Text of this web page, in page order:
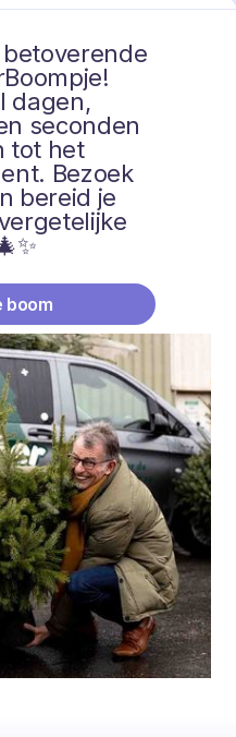
dagen,
seconden
tot het
Bezoek
bereid je
boom